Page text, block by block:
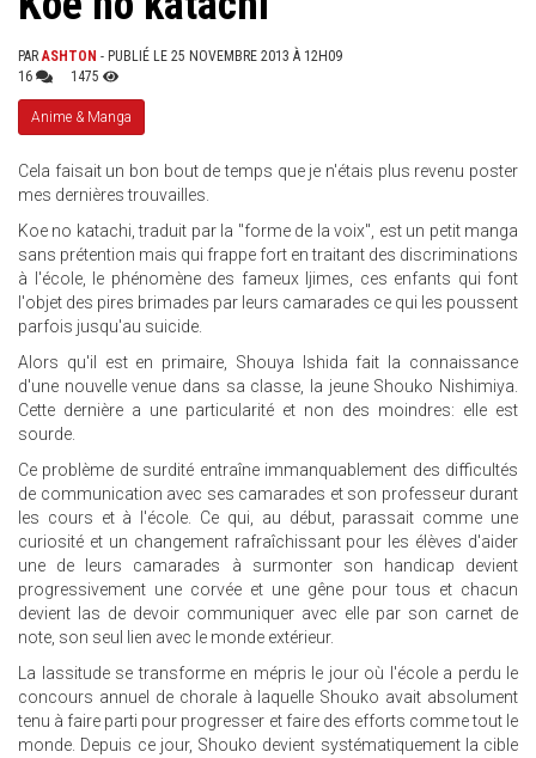
PARASHTON - PUBLIÉ LE 25 NOVEMBRE 2013 À 12H09
16
1475
Anime & Manga
Cela faisait un bon bout de temps que je n'étais plus revenu poster
mes dernières trouvailles.
Koe no katachi, traduit par la "forme de la voix", est un petit manga
sans prétention mais qui frappe fort en traitant des discriminations
à l'école, le phénomène des fameux Ijimes, ces enfants qui font
l'objet des pires brimades par leurs camarades ce qui les poussent
parfois jusqu'au suicide.
Alors qu'il est en primaire, Shouya Ishida fait la connaissance
d'une nouvelle venue dans sa classe, la jeune Shouko Nishimiya.
Cette dernière a une particularité et non des moindres: elle est
sourde.
Ce problème de surdité entraîne immanquablement des difficultés
de communication avec ses camarades et son professeur durant
les cours et à l'école. Ce qui, au début, parassait comme une
curiosité et un changement rafraîchissant pour les élèves d'aider
une de leurs camarades à surmonter son handicap devient
progressivement une corvée et une gêne pour tous et chacun
devient las de devoir communiquer avec elle par son carnet de
note, son seul lien avec le monde extérieur.
La lassitude se transforme en mépris le jour où l'école a perdu le
concours annuel de chorale à laquelle Shouko avait absolument
tenu à faire parti pour progresser et faire des efforts comme tout le
monde. Depuis ce jour, Shouko devient systématiquement la cible